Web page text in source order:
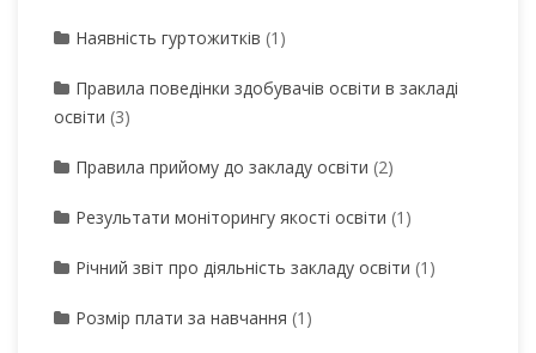
Наявність гуртожитків (1)
Правила поведінки здобувачів освіти в закладі
освіти (3)
Правила прийому до закладу освіти (2)
Результати моніторингу якості освіти (1)
Річний звіт про діяльність закладу освіти (1)
Розмір плати за навчання (1)